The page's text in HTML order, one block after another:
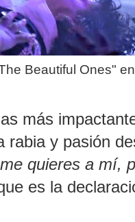
Beautiful Ones"
más
rabia y pasión
quieres a mí,
es la